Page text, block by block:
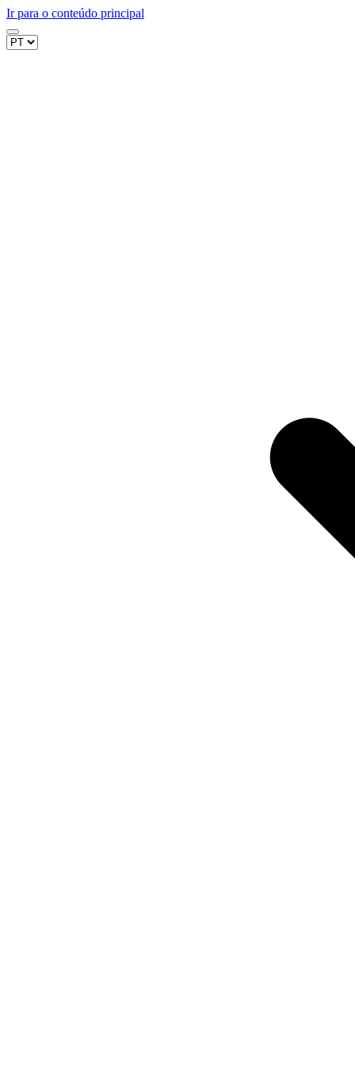
Ir para o conteúdo principal